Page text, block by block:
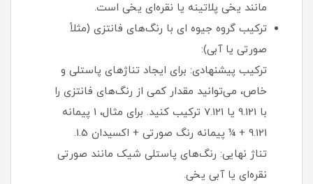
مانند یخی پلاتینه یا نقره‌ای یخی است.
ترکیب گروه جیوه ای با رنگ‌های فانتزی (مثلاً
صورتی یا آبی):
ترکیب پیشنهادی: برای ایجاد تناژهای پاستلی و
خاص، می‌توانید مقدار کمی از رنگ‌های فانتزی را
با 9.121 یا 7.121 ترکیب کنید. برای مثال، 1 پیمانه
9.121 + ¼ پیمانه رنگ صورتی + اکسیدان 1.5.
تناژ نهایی: رنگ‌های پاستلی شیک مانند صورتی
نقره‌ای یا آبی یخی.